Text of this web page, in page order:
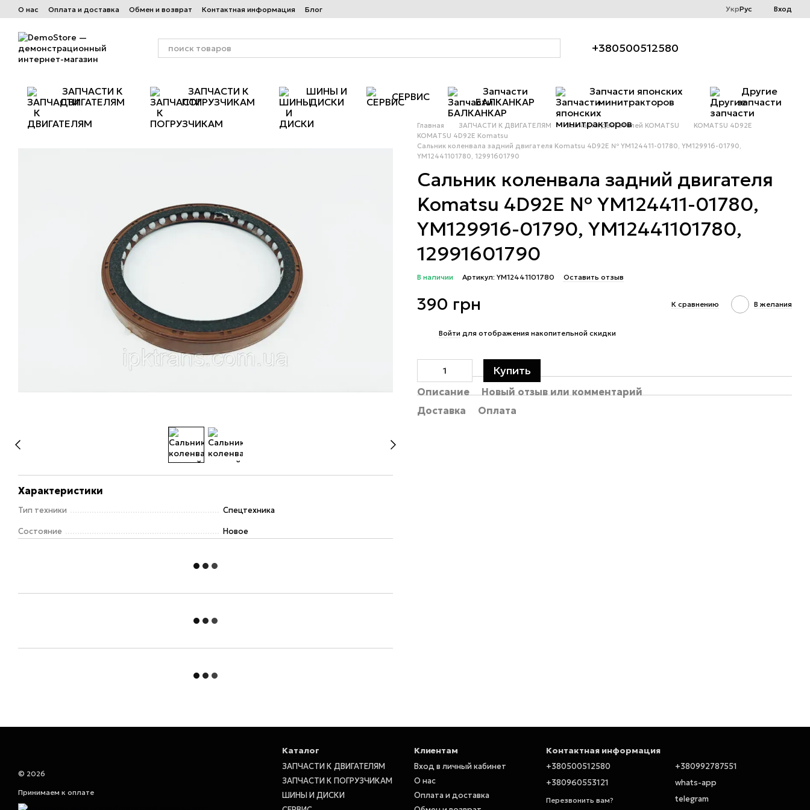
Перейти к основному контенту
О нас Оплата и доставка Обмен и возврат Контактная информация Блог УкрРус Вход
+380500512580
ЗАПЧАСТИ К
ДВИГАТЕЛЯМ
ЗАПЧАСТИ К
ПОГРУЗЧИКАМ
ШИНЫ И
ДИСКИ
СЕРВИС
Запчасти
БАЛКАНКАР
Запчасти японских
минитракторов
Другие
запчасти
Характеристики
Тип техники Спецтехника
Состояние Новое
Главная ЗАПЧАСТИ К ДВИГАТЕЛЯМ Запчасти двигателей KOMATSU
KOMATSU 4D92E
KOMATSU 4D92E Komatsu
Сальник коленвала задний двигателя Komatsu 4D92E № YM124411-01780, YM129916-01790,
YM12441101780, 12991601790
Сальник коленвала задний двигателя
Komatsu 4D92E № YM124411-01780,
YM129916-01790, YM12441101780,
12991601790
В наличии Артикул: YM12441101780 Оставить отзыв
390 грн К сравнению В желания
Войти для отображения накопительной скидки
Купить
Описание
Новый отзыв или комментарий
Доставка
Оплата
© 2026
Принимаем к оплате
Каталог
ЗАПЧАСТИ К ДВИГАТЕЛЯМ
ЗАПЧАСТИ К ПОГРУЗЧИКАМ
ШИНЫ И ДИСКИ
Клиентам
Вход в личный кабинет
О нас
Оплата и доставка
Контактная информация
+380500512580
+380960553121
Перезвонить вам?
+380992787551
whats-app
telegram